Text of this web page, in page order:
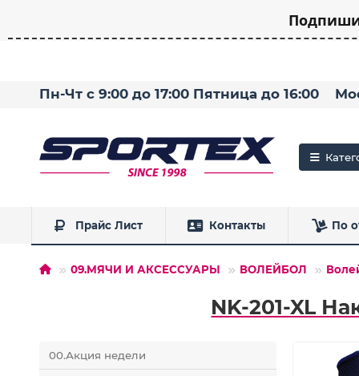
Пн-Чт с 9:00 до 17:00 Пятница до 16:00
Прайс Лист Контакты По
09.МЯЧИ И АКСЕССУАРЫ ВОЛЕЙБОЛ
NK-201-XL
00.Акция недели